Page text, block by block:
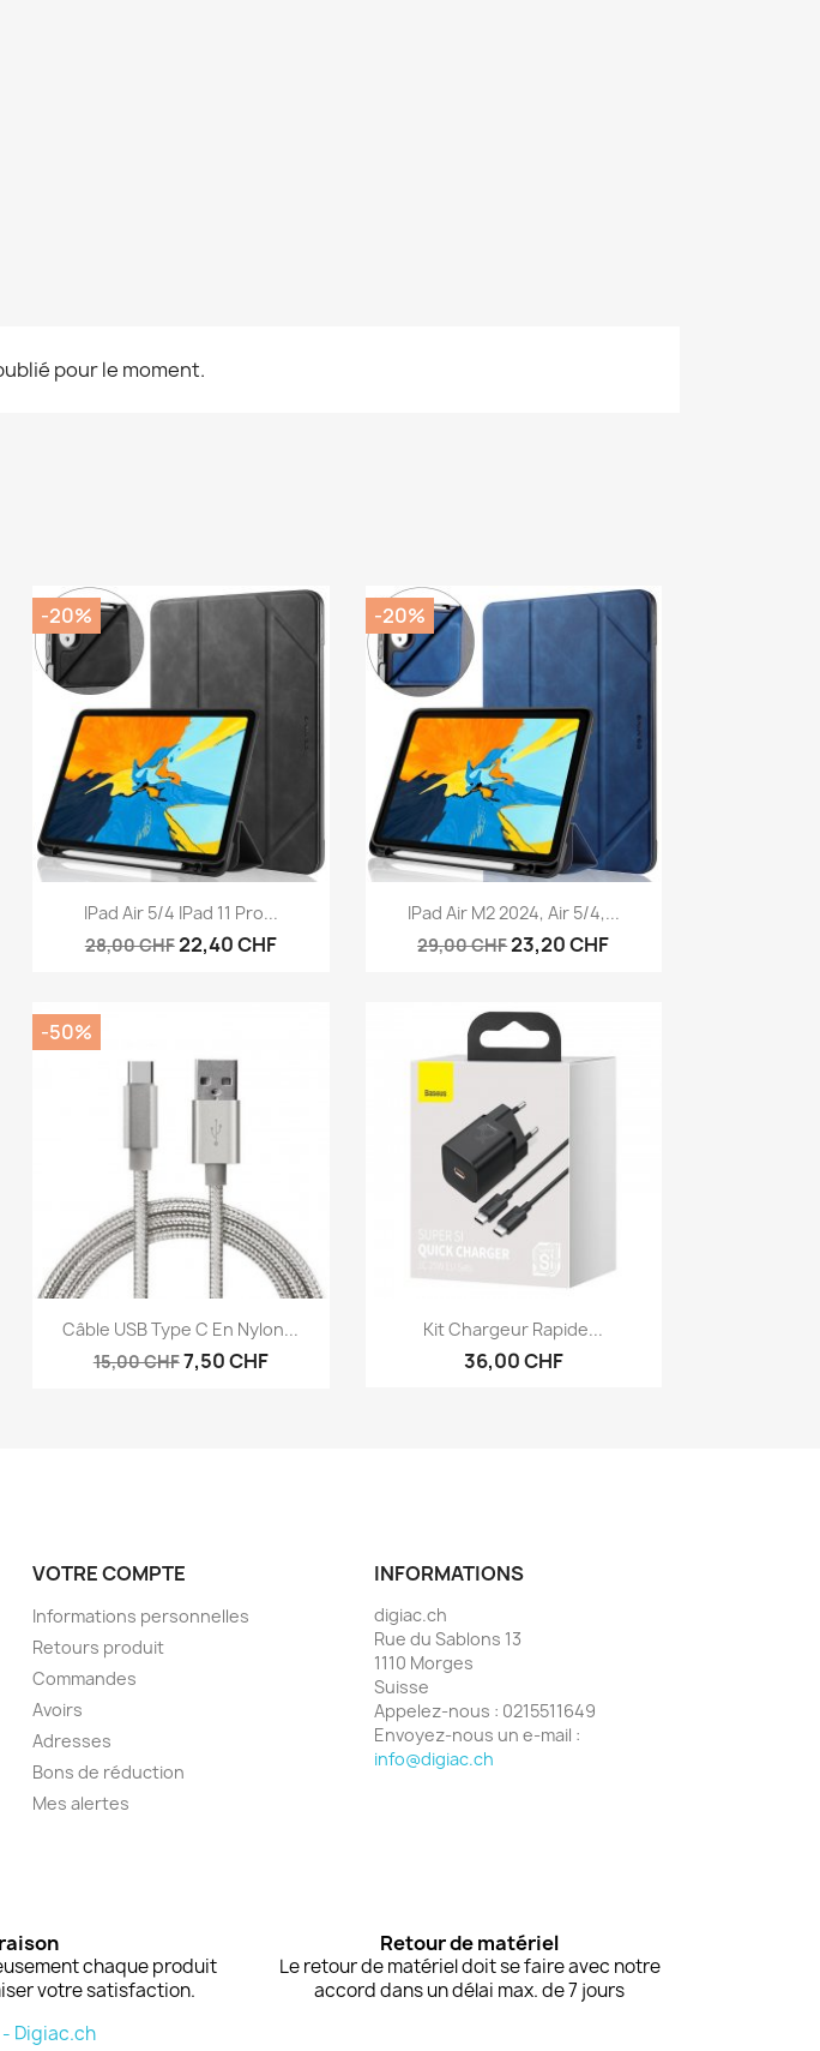
pour le moment.
Aperçu rapide
IPad Air 5/4 IPad 11 Pro...
28,00 CHF22,40 CHF
-20%
Aperçu rapide
IPad Air M2 2024, Air 5/4,...
29,00 CHF23,20 CHF
-20%
Aperçu rapide
Câble USB Type C En Nylon...
15,00 CHF7,50 CHF
-50%
Aperçu rapide
Kit Chargeur Rapide...
36,00 CHF
VOTRE COMPTE
Informations personnelles
Retours produit
Commandes
Avoirs
Adresses
Bons de réduction
Mes alertes
INFORMATIONS
digiac.ch
Rue du Sablons 13
1110 Morges
Suisse
Appelez-nous : 0215511649
Envoyez-nous un e-mail :
info@digiac.ch
chaque produit
votre satisfaction.
Retour de matériel
Le retour de matériel doit se faire avec notre
accord dans un délai max. de 7 jours
Digiac.ch